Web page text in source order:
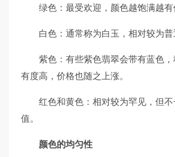
绿色：最受欢迎，颜色越饱满越有
白色：通常称为白玉，相对较为普
紫色：有些紫色翡翠会带有蓝色
有度高，价格也随之上涨。
红色和黄色：相对较为罕见，但
值。
颜色的均匀性